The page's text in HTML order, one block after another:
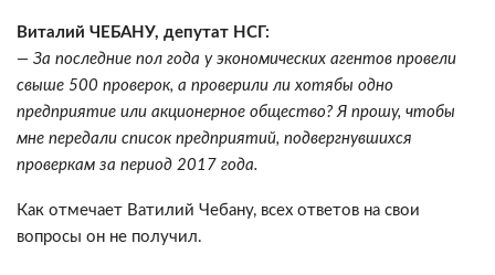
Виталий ЧЕБАНУ, депутат НСГ:
— За последние пол года у экономических агентов провели
свыше 500 проверок, а проверили ли хотябы одно
предприятие или акционерное общество? Я прошу, чтобы
мне передали список предприятий, подвергнувшихся
проверкам за период 2017 года.
Как отмечает Ватилий Чебану, всех ответов на свои
вопросы он не получил.